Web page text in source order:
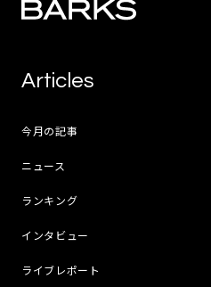
Articles
今月の記事
ニュース
ランキング
インタビュー
ライブレポート